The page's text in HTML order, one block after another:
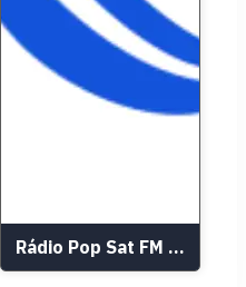
Rádio Pop Sat FM 104,9